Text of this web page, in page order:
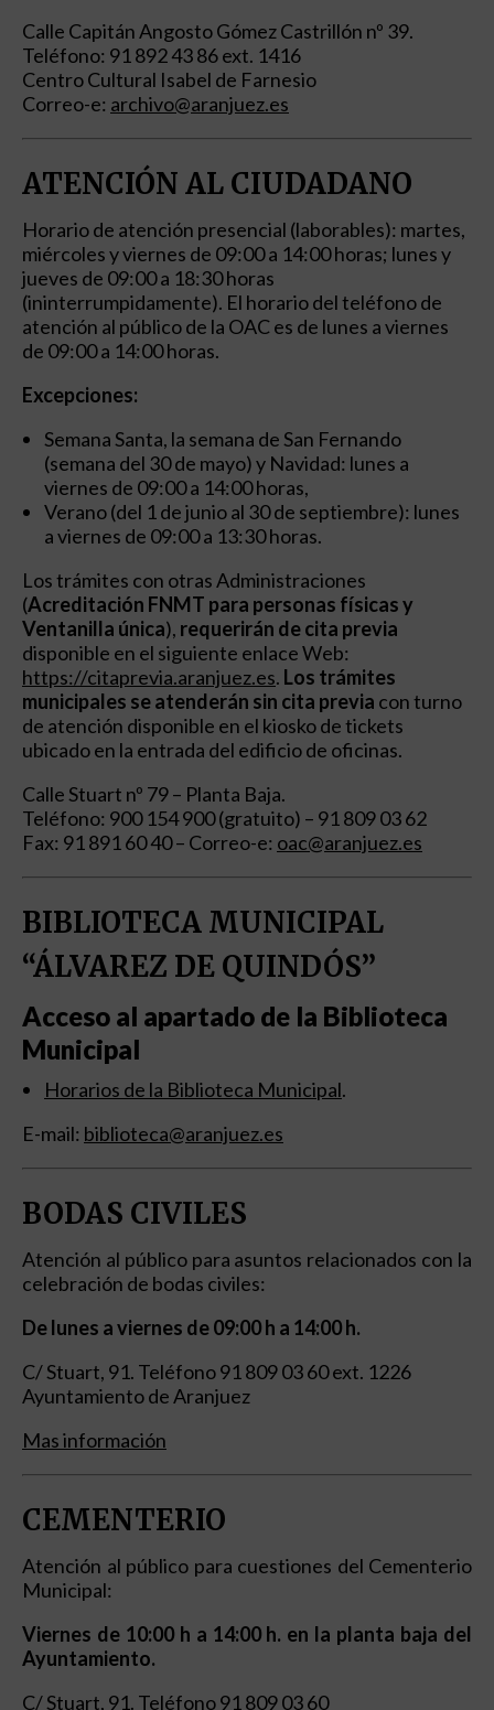
Calle Capitán Angosto Gómez Castrillón nº 39.
Teléfono: 91 892 43 86 ext. 1416
Centro Cultural Isabel de Farnesio
Correo-e: archivo@aranjuez.es
ATENCIÓN AL CIUDADANO
Horario de atención presencial (laborables): martes,
miércoles y viernes de 09:00 a 14:00 horas; lunes y
jueves de 09:00 a 18:30 horas
(ininterrumpidamente). El horario del teléfono de
atención al público de la OAC es de lunes a viernes
de 09:00 a 14:00 horas.
Excepciones:
Semana Santa, la semana de San Fernando
(semana del 30 de mayo) y Navidad: lunes a
viernes de 09:00 a 14:00 horas,
Verano (del 1 de junio al 30 de septiembre): lunes
a viernes de 09:00 a 13:30 horas.
Los trámites con otras Administraciones
(Acreditación FNMT para personas físicas y
Ventanilla única), requerirán de cita previa
disponible en el siguiente enlace Web:
https://citaprevia.aranjuez.es. Los trámites
municipales se atenderán sin cita previa con turno
de atención disponible en el kiosko de tickets
ubicado en la entrada del edificio de oficinas.
Calle Stuart nº 79 – Planta Baja.
Teléfono: 900 154 900 (gratuito) – 91 809 03 62
Fax: 91 891 60 40 – Correo-e: oac@aranjuez.es
BIBLIOTECA MUNICIPAL
“ÁLVAREZ DE QUINDÓS”
Acceso al apartado de la Biblioteca
Municipal
Horarios de la Biblioteca Municipal.
E-mail: biblioteca@aranjuez.es
BODAS CIVILES
Atención al público para asuntos relacionados con la
celebración de bodas civiles:
De lunes a viernes de 09:00 h a 14:00 h.
C/ Stuart, 91. Teléfono 91 809 03 60 ext. 1226
Ayuntamiento de Aranjuez
Mas información
CEMENTERIO
Atención al público para cuestiones del Cementerio
Municipal:
Viernes de 10:00 h a 14:00 h. en la planta baja del
Ayuntamiento.
C/ Stuart, 91. Teléfono 91 809 03 60